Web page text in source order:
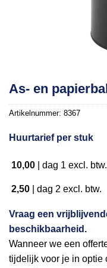
As- en
Artikelnummer: 8367
Huurtarief per stuk
10,00 dag 1 excl. btw.
2,50 dag 2 excl. btw.
Vraag een
beschikbaarheid.
Wanneer we een
tijdelijk voor je in optie